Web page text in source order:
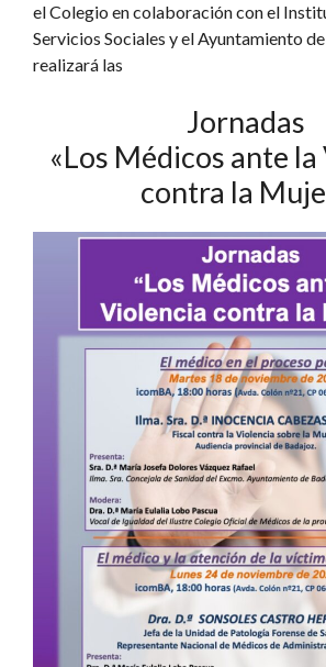
el Colegio en colaboración con el
Servicios Sociales y el Ayuntamiento
realizará las
Jornadas
«Los Médicos ante
contra la